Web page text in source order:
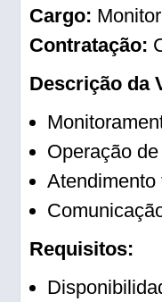
Cargo:
Contratação:
Descrição da
Operação
Atendimento
Requisitos: